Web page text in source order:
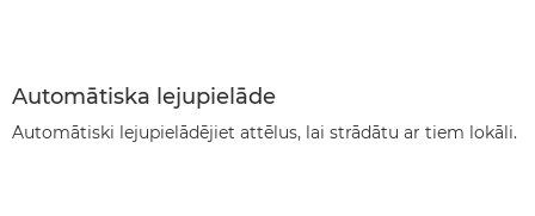
Automātiska lejupielāde
Automātiski lejupielādējiet attēlus, lai strādātu ar tiem lokāli.